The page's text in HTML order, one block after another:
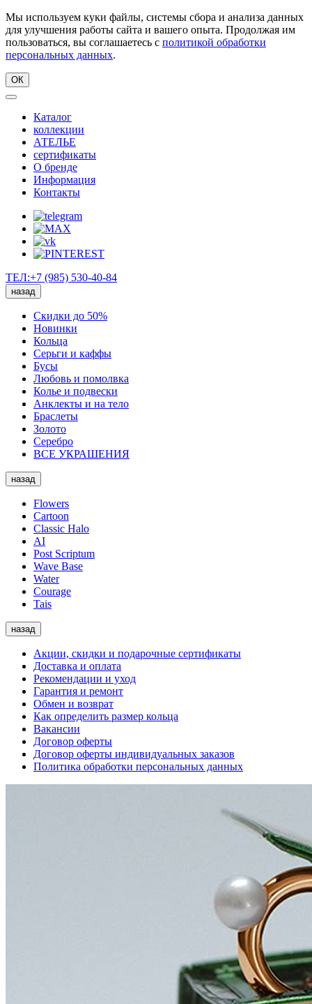
Мы используем куки файлы, системы сбора и анализа данных
для улучшения работы сайта и вашего опыта. Продолжая им
пользоваться, вы соглашаетесь с политикой обработки
персональных данных.
ОК
Каталог
коллекции
АТЕЛЬЕ
сертификаты
О бренде
Информация
Контакты
ТЕЛ:+7 (985) 530-40-84
назад
Скидки до 50%
Новинки
Кольца
Серьги и каффы
Бусы
Любовь и помолвка
Колье и подвески
Анклекты и на тело
Браслеты
Золото
Серебро
ВСЕ УКРАШЕНИЯ
назад
Flowers
Cartoon
Classic Halo
AI
Post Scriptum
Wave Base
Water
Courage
Tais
назад
Акции, скидки и подарочные сертификаты
Доставка и оплата
Рекомендации и уход
Гарантия и ремонт
Обмен и возврат
Как определить размер кольца
Вакансии
Договор оферты
Договор оферты индивидуальных заказов
Политика обработки персональных данных